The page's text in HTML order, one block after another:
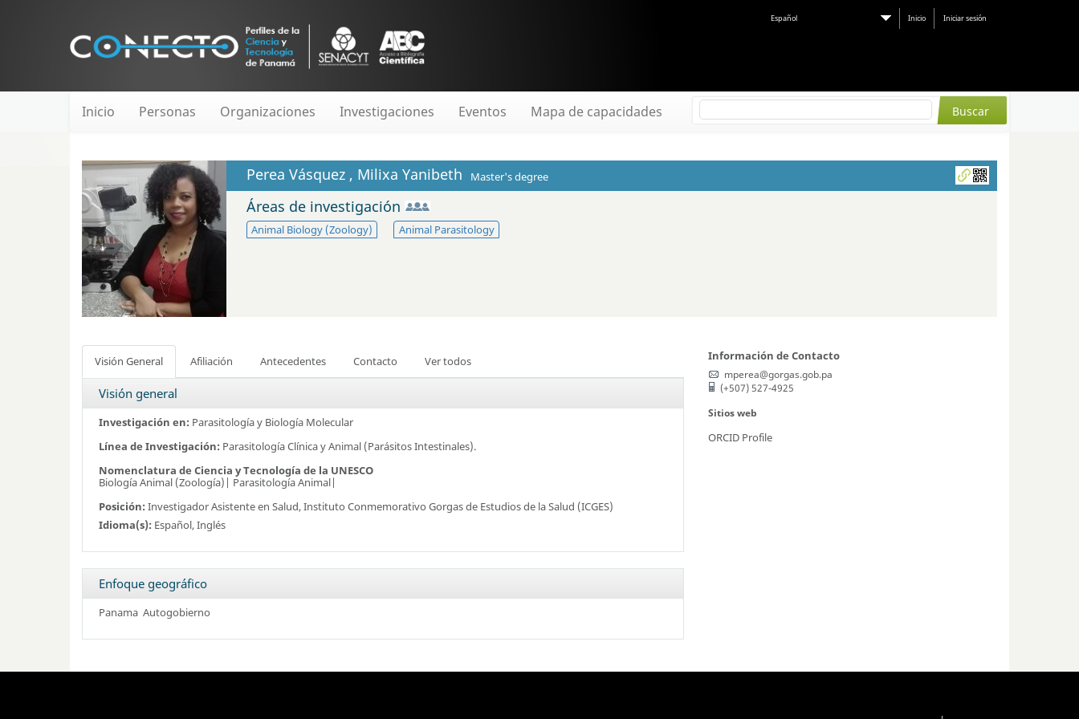
Español Inicio Iniciar sesión
Inicio Personas Organizaciones Investigaciones Eventos Mapa de capacidades
Perea Vásquez , Milixa Yanibeth Master's degree
Áreas de investigación
Animal Biology (Zoology) Animal Parasitology
Visión General Afiliación Antecedentes Contacto Ver todos
Visión general
Investigación en: Parasitología y Biología Molecular
Línea de Investigación: Parasitología Clínica y Animal (Parásitos Intestinales).
Nomenclatura de Ciencia y Tecnología de la UNESCO
Biología Animal (Zoología)| Parasitología Animal|
Posición: Investigador Asistente en Salud,Instituto Conmemorativo Gorgas de Estudios de la Salud (ICGES)
Idioma(s): Español, Inglés
Enfoque geográfico
Panama Autogobierno
Información de Contacto
mperea@gorgas.gob.pa
(+507) 527-4925
Sitios web
ORCID Profile